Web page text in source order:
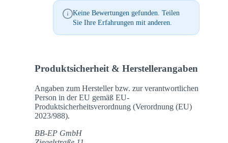
Keine Bewertungen gefunden. Teilen
Sie Ihre Erfahrungen mit anderen.
Produktsicherheit & Herstellerangaben
Angaben zum Hersteller bzw. zur verantwortlichen
Person in der EU gemäß EU-
Produktsicherheitsverordnung (Verordnung (EU)
2023/988).
BB-EP GmbH